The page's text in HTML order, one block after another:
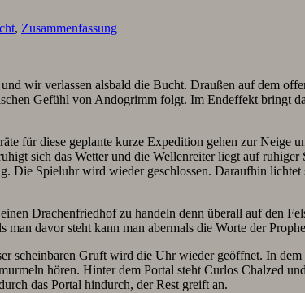
, Zusammenfassung
wir verlassen alsbald die Bucht. Draußen auf dem
Gefühl von Andogrimm folgt. Im Endeffekt bringt
für diese geplante kurze Expedition gehen zur Neige
sich das Wetter und die Wellenreiter liegt auf
Die Spieluhr wird wieder geschlossen. Daraufhin
Drachenfriedhof zu handeln denn überall auf den
davor steht kann man abermals die Worte der
scheinbaren Gruft wird die Uhr wieder geöffnet. In
hören. Hinter dem Portal steht Curlos Chalzed
das Portal hindurch, der Rest greift an.